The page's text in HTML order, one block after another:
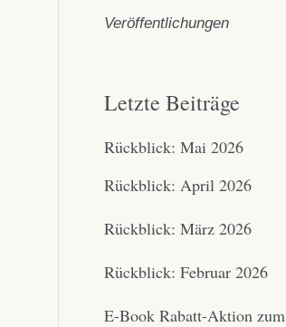
Veröffentlichungen
Letzte Beiträge
Rückblick: Mai 2026
Rückblick: April 2026
Rückblick: März 2026
Rückblick: Februar 2026
E-Book Rabatt-Aktion zum